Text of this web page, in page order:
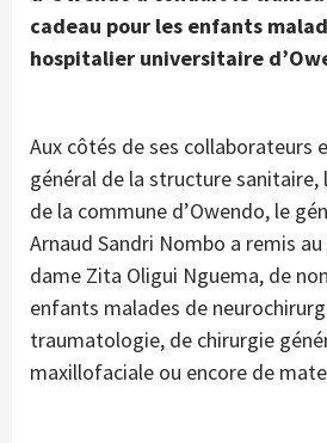
cadeau pour les enfants
hospitalier universitaire
Aux côtés de ses collaborateurs
général de la structure sanitaire,
de la commune d’Owendo, le
Arnaud Sandri Nombo a remis
dame Zita Oligui Nguema, de
enfants malades de
traumatologie, de chirurgie
maxillofaciale ou encore de